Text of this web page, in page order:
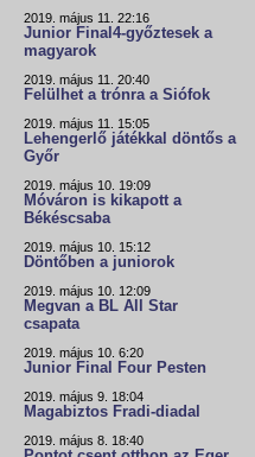
2019. május 11. 22:16
Junior Final4-győztesek a
magyarok
2019. május 11. 20:40
Felülhet a trónra a Siófok
2019. május 11. 15:05
Lehengerlő játékkal döntős a
Győr
2019. május 10. 19:09
Móváron is kikapott a
Békéscsaba
2019. május 10. 15:12
Döntőben a juniorok
2019. május 10. 12:09
Megvan a BL All Star
csapata
2019. május 10. 6:20
Junior Final Four Pesten
2019. május 9. 18:04
Magabiztos Fradi-diadal
2019. május 8. 18:40